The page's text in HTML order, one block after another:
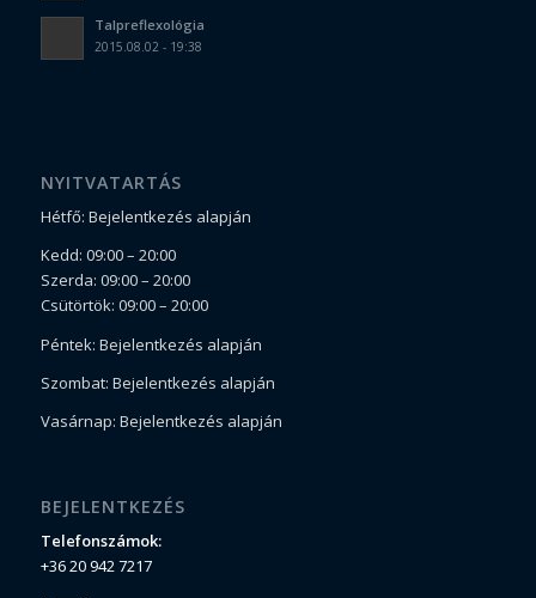
Talpreflexológia
2015.08.02 - 19:38
NYITVATARTÁS
Hétfő: Bejelentkezés alapján
Kedd: 09:00 – 20:00
Szerda: 09:00 – 20:00
Csütörtök: 09:00 – 20:00
Péntek: Bejelentkezés alapján
Szombat: Bejelentkezés alapján
Vasárnap: Bejelentkezés alapján
BEJELENTKEZÉS
Telefonszámok:
+36 20 942 7217